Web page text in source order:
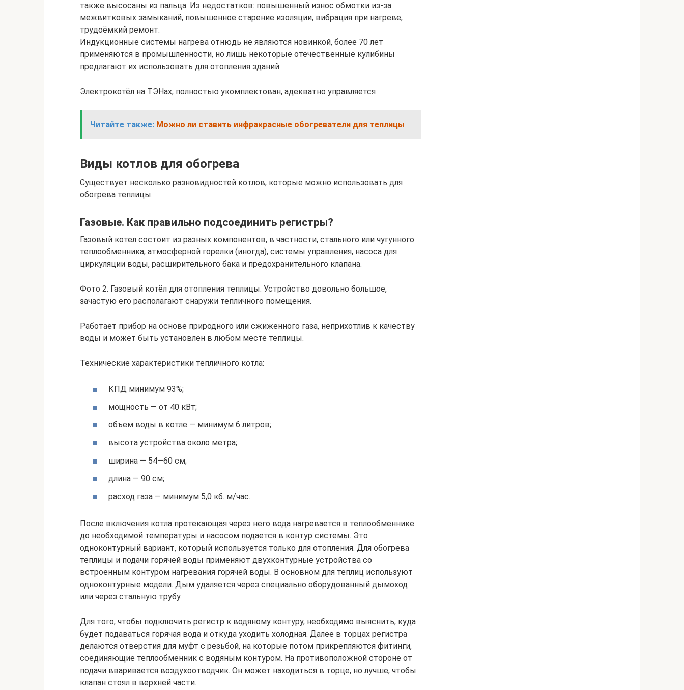
также высосаны из пальца. Из недостатков: повышенный износ обмотки из-за
межвитковых замыканий, повышенное старение изоляции, вибрация при нагреве,
трудоёмкий ремонт.
Индукционные системы нагрева отнюдь не являются новинкой, более 70 лет
применяются в промышленности, но лишь некоторые отечественные кулибины
предлагают их использовать для отопления зданий
Электрокотёл на ТЭНах, полностью укомплектован, адекватно управляется
Читайте также: Можно ли ставить инфракрасные обогреватели для теплицы
Виды котлов для обогрева
Существует несколько разновидностей котлов, которые можно использовать для
обогрева теплицы.
Газовые. Как правильно подсоединить регистры?
Газовый котел состоит из разных компонентов, в частности, стального или чугунного
теплообменника, атмосферной горелки (иногда), системы управления, насоса для
циркуляции воды, расширительного бака и предохранительного клапана.
Фото 2. Газовый котёл для отопления теплицы. Устройство довольно большое,
зачастую его располагают снаружи тепличного помещения.
Работает прибор на основе природного или сжиженного газа, неприхотлив к качеству
воды и может быть установлен в любом месте теплицы.
Технические характеристики тепличного котла:
КПД минимум 93%;
мощность — от 40 кВт;
объем воды в котле — минимум 6 литров;
высота устройства около метра;
ширина — 54—60 см;
длина — 90 см;
расход газа — минимум 5,0 кб. м/час.
После включения котла протекающая через него вода нагревается в теплообменнике
до необходимой температуры и насосом подается в контур системы. Это
одноконтурный вариант, который используется только для отопления. Для обогрева
теплицы и подачи горячей воды применяют двухконтурные устройства со
встроенным контуром нагревания горячей воды. В основном для теплиц используют
одноконтурные модели. Дым удаляется через специально оборудованный дымоход
или через стальную трубу.
Для того, чтобы подключить регистр к водяному контуру, необходимо выяснить, куда
будет подаваться горячая вода и откуда уходить холодная. Далее в торцах регистра
делаются отверстия для муфт с резьбой, на которые потом прикрепляются фитинги,
соединяющие теплообменник с водяным контуром. На противоположной стороне от
подачи вваривается воздухоотводчик. Он может находиться в торце, но лучше, чтобы
клапан стоял в верхней части.